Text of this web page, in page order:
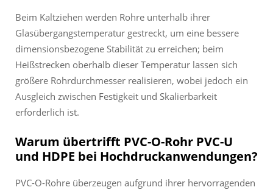
Beim Kaltziehen werden Rohre unterhalb ihrer
Glasübergangstemperatur gestreckt, um eine bessere
dimensionsbezogene Stabilität zu erreichen; beim
Heißstrecken oberhalb dieser Temperatur lassen sich
größere Rohrdurchmesser realisieren, wobei jedoch ein
Ausgleich zwischen Festigkeit und Skalierbarkeit
erforderlich ist.
Warum übertrifft PVC-O-Rohr PVC-U
und HDPE bei Hochdruckanwendungen?
PVC-O-Rohre überzeugen aufgrund ihrer hervorragenden